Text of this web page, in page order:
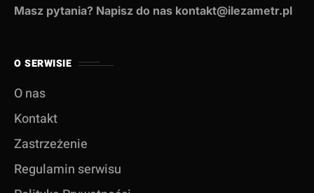
Masz pytania? Napisz do nas kontakt@ilezametr.pl
O SERWISIE
O nas
Kontakt
Zastrzeżenie
Regulamin serwisu